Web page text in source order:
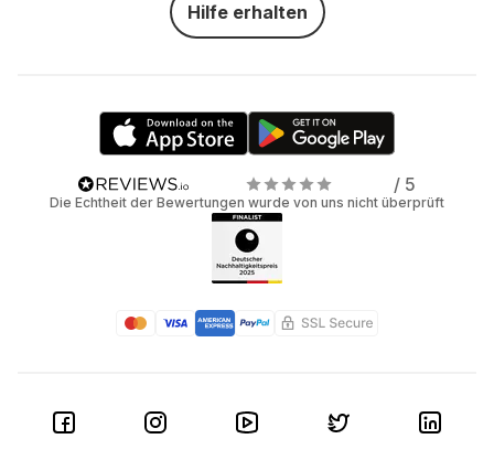
Hilfe erhalten
/ 5
Die Echtheit der Bewertungen wurde von uns nicht überprüft